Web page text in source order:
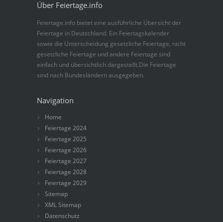
Über Feiertage.info
Feiertage.info bietet eine ausführliche Übersicht der
Feiertage in Deutschland. Ein Feiertagskalender
sowie die Unterscheidung gesetzliche Feiertage, nicht
gesetzliche Feiertage und andere Feiertage sind
einfach und übersichtlich dargestellt.Die Feiertage
sind nach Bundesländern ausgegeben.
Navigation
Home
Feiertage 2024
Feiertage 2025
Feiertage 2026
Feiertage 2027
Feiertage 2028
Feiertage 2029
Sitemap
XML Sitemap
Datenschutz